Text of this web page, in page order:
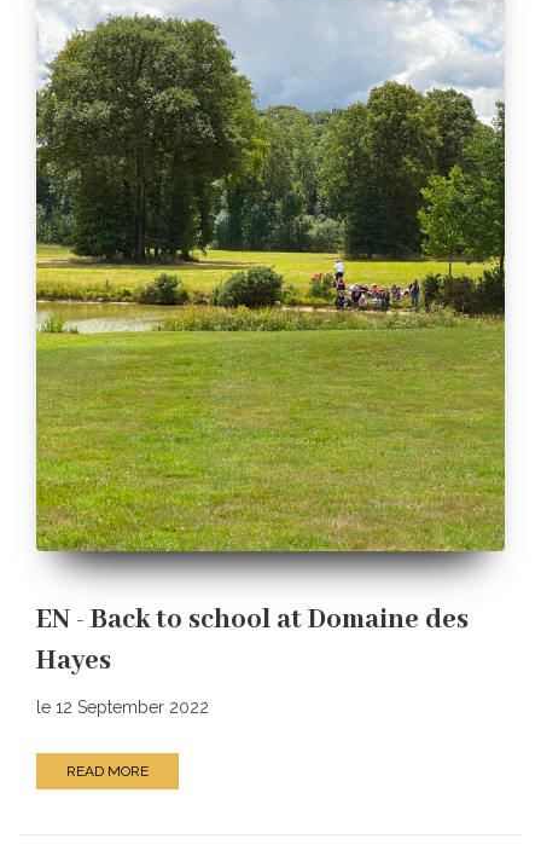
EN - Back to school at Domaine des
Hayes
le 12 September 2022
READ MORE